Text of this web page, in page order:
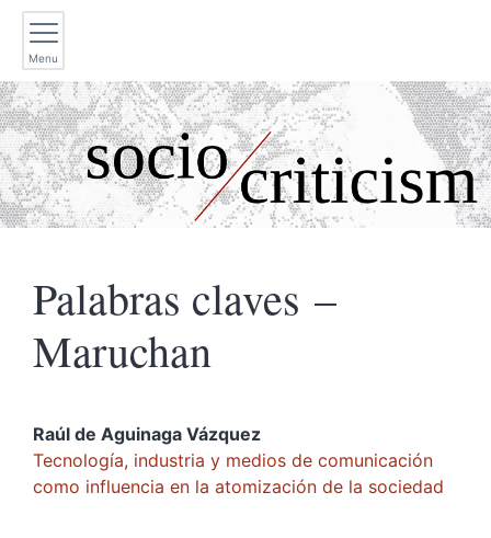
Menu
Palabras claves –
Maruchan
Raúl de Aguinaga Vázquez
Tecnología, industria y medios de comunicación
como influencia en la atomización de la sociedad